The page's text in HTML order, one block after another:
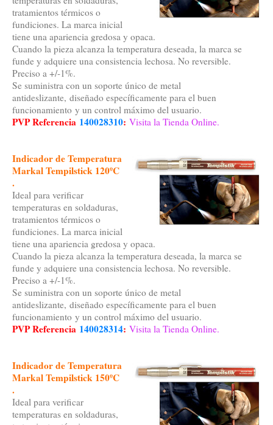
tratamientos térmicos o
fundiciones. La marca inicial
tiene una apariencia gredosa y opaca.
Cuando la pieza alcanza la temperatura deseada, la marca se
funde y adquiere una consistencia lechosa. No reversible.
Preciso a +/-1%.
Se suministra con un soporte único de metal
antideslizante, diseñado específicamente para el buen
funcionamiento y un control máximo del usuario.
PVP Referencia 140028310: Visita la Tienda Online.
Indicador de Temperatura
Markal Tempilstick 120ºC
.
Ideal para verificar
temperaturas en soldaduras,
tratamientos térmicos o
fundiciones. La marca inicial
tiene una apariencia gredosa y opaca.
Cuando la pieza alcanza la temperatura deseada, la marca se
funde y adquiere una consistencia lechosa. No reversible.
Preciso a +/-1%.
Se suministra con un soporte único de metal
antideslizante, diseñado específicamente para el buen
funcionamiento y un control máximo del usuario.
PVP Referencia 140028314: Visita la Tienda Online.
Indicador de Temperatura
Markal Tempilstick 150ºC
.
Ideal para verificar
temperaturas en soldaduras,